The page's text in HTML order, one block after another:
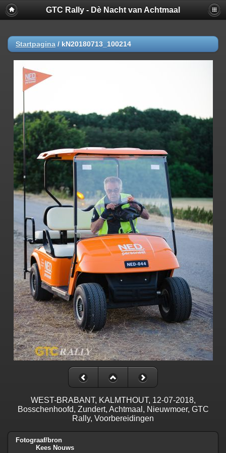
GTC Rally - Dè Nacht van Achtmaal
Startpagina / kN20180713_100214
WEST-BRABANT, KALMTHOUT, 12-07-2018,
Bosschenhoofd, Zundert, Achtmaal, Nieuwmoer, GTC
Rally, Voorbereidingen
Fotograaf/bron
Kees Nouws